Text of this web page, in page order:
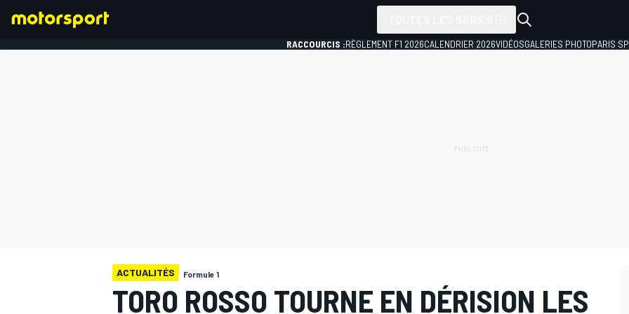
RACCOURCIS :RÈGLEMENT F1 2026CALENDRIER 2026VIDÉOSGALERIES PHOTOPARIS
ACTUALITÉS Formule 1
TORO ROSSO TOURNE EN DÉRISION LES